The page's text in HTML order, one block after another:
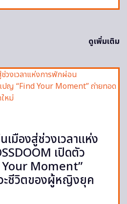
ดูเพิ่มเติม
เมืองสู่ช่วงเวลาแห่ง
เปิดตัว
Moment”
ะชีวิตของผู้หญิงยุค